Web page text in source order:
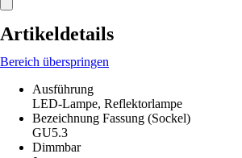
Artikeldetails
Bereich überspringen
Ausführung
LED-Lampe, Reflektorlampe
Bezeichnung Fassung (Sockel)
GU5.3
Dimmbar